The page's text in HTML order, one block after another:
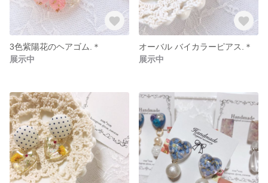
3色紫陽花のヘアゴム.＊
展示中
オーバル バイカラーピアス.＊
展示中